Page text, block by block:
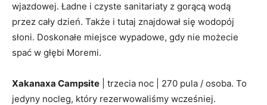
wjazdowej. Ładne i czyste sanitariaty z gorącą wodą
przez cały dzień. Także i tutaj znajdował się wodopój
słoni. Doskonałe miejsce wypadowe, gdy nie możecie
spać w głębi Moremi.
Xakanaxa Campsite | trzecia noc | 270 pula / osoba. To
jedyny nocleg, który rezerwowaliśmy wcześniej.